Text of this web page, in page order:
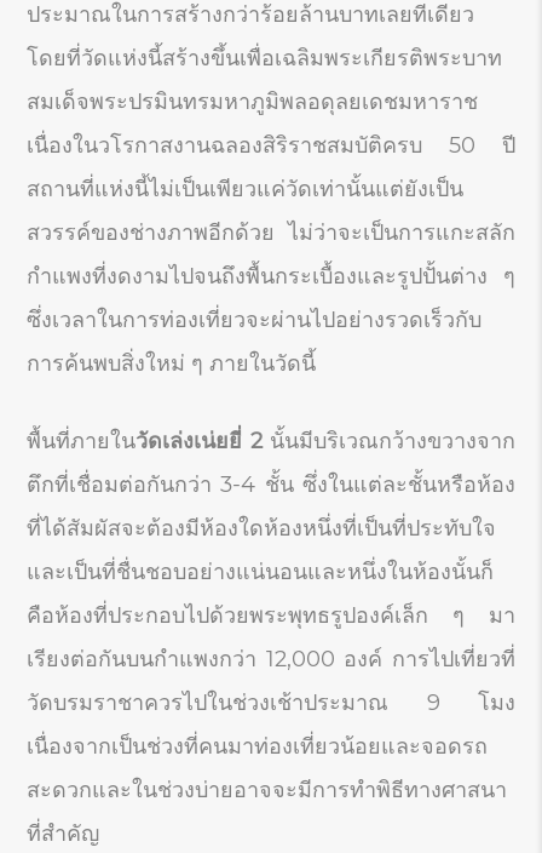
ประมาณในการสร้างกว่าร้อยล้านบาทเลยทีเดียว
โดยที่วัดแห่งนี้สร้างขึ้นเพื่อเฉลิมพระเกียรติพระบาท
สมเด็จพระปรมินทรมหาภูมิพลอดุลยเดชมหาราช
เนื่องในวโรกาสงานฉลองสิริราชสมบัติครบ 50 ปี
สถานที่แห่งนี้ไม่เป็นเพียวแค่วัดเท่านั้นแต่ยังเป็น
สวรรค์ของช่างภาพอีกด้วย ไม่ว่าจะเป็นการแกะสลัก
กำแพงที่งดงามไปจนถึงพื้นกระเบื้องและรูปปั้นต่าง ๆ
ซึ่งเวลาในการท่องเที่ยวจะผ่านไปอย่างรวดเร็วกับ
การค้นพบสิ่งใหม่ ๆ ภายในวัดนี้
พื้นที่ภายในวัดเล่งเน่ยยี่ 2นั้นมีบริเวณกว้างขวางจาก
ตึกที่เชื่อมต่อกันกว่า 3-4 ชั้น ซึ่งในแต่ละชั้นหรือห้อง
ที่ได้สัมผัสจะต้องมีห้องใดห้องหนึ่งที่เป็นที่ประทับใจ
และเป็นที่ชื่นชอบอย่างแน่นอนและหนึ่งในห้องนั้นก็
คือห้องที่ประกอบไปด้วยพระพุทธรูปองค์เล็ก ๆ มา
เรียงต่อกันบนกำแพงกว่า 12,000 องค์ การไปเที่ยวที่
วัดบรมราชาควรไปในช่วงเช้าประมาณ 9 โมง
เนื่องจากเป็นช่วงที่คนมาท่องเที่ยวน้อยและจอดรถ
สะดวกและในช่วงบ่ายอาจจะมีการทำพิธีทางศาสนา
ที่สำคัญ